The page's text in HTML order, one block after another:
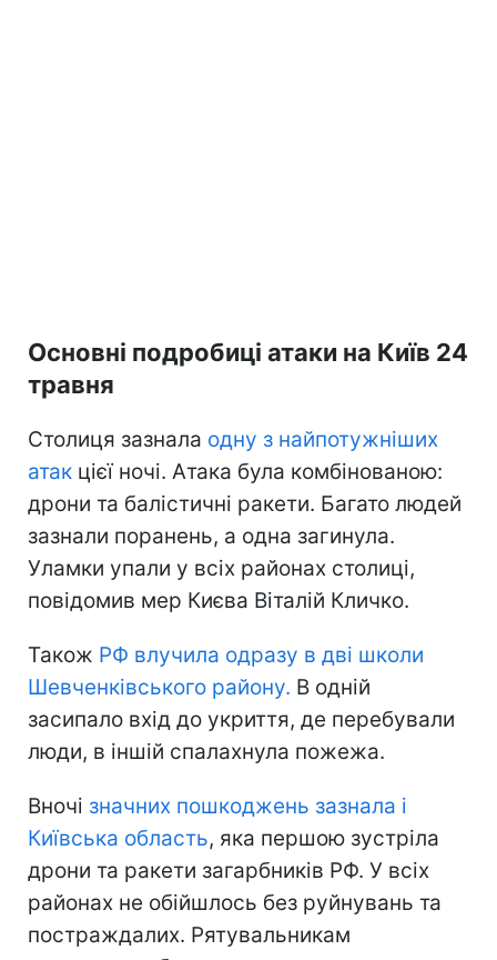
Основні подробиці атаки на Київ 24
травня
Столиця зазнала одну з найпотужніших
атак цієї ночі. Атака була комбінованою:
дрони та балістичні ракети. Багато людей
зазнали поранень, а одна загинула.
Уламки упали у всіх районах столиці,
повідомив мер Києва Віталій Кличко.
Також РФ влучила одразу в дві школи
Шевченківського району. В одній
засипало вхід до укриття, де перебували
люди, в іншій спалахнула пожежа.
Вночі значних пошкоджень зазнала і
Київська область, яка першою зустріла
дрони та ракети загарбників РФ. У всіх
районах не обійшлось без руйнувань та
постраждалих. Рятувальникам